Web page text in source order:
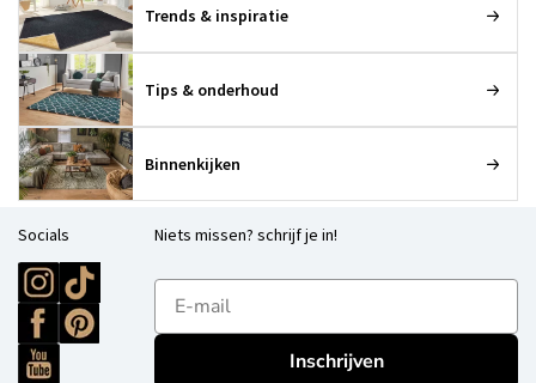
Trends & inspiratie
Tips & onderhoud
Binnenkijken
Socials Niets missen? schrijf je in!
E-mailadres
Inschrijven